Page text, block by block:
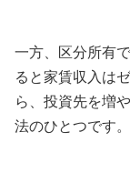
一方、区分所有
ると家賃収入は
ら、投資先を増
法のひとつです。